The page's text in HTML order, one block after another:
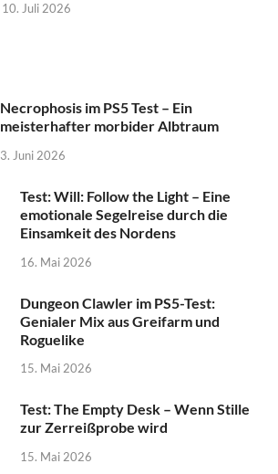
10. Juli 2026
Necrophosis im PS5 Test – Ein
meisterhafter morbider Albtraum
3. Juni 2026
Test: Will: Follow the Light – Eine
emotionale Segelreise durch die
Einsamkeit des Nordens
16. Mai 2026
Dungeon Clawler im PS5-Test:
Genialer Mix aus Greifarm und
Roguelike
15. Mai 2026
Test: The Empty Desk – Wenn Stille
zur Zerreißprobe wird
15. Mai 2026